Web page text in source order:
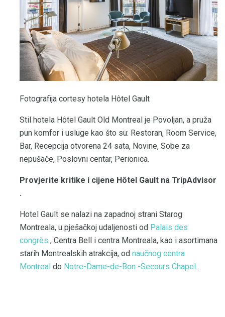
Fotografija cortesy hotela Hôtel Gault
Stil hotela Hôtel Gault Old Montreal je Povoljan, a pruža
pun komfor i usluge kao što su: Restoran, Room Service,
Bar, Recepcija otvorena 24 sata, Novine, Sobe za
nepušače, Poslovni centar, Perionica.
Provjerite kritike i cijene Hôtel Gault na TripAdvisor
.
Hotel Gault se nalazi na zapadnoj strani Starog
Montreala, u pješačkoj udaljenosti od Palais des
congrès , Centra Bell i centra Montreala, kao i asortimana
starih Montrealskih atrakcija, od naučnog centra
Montreal do Notre-Dame-de-Bon -Secours Chapel .